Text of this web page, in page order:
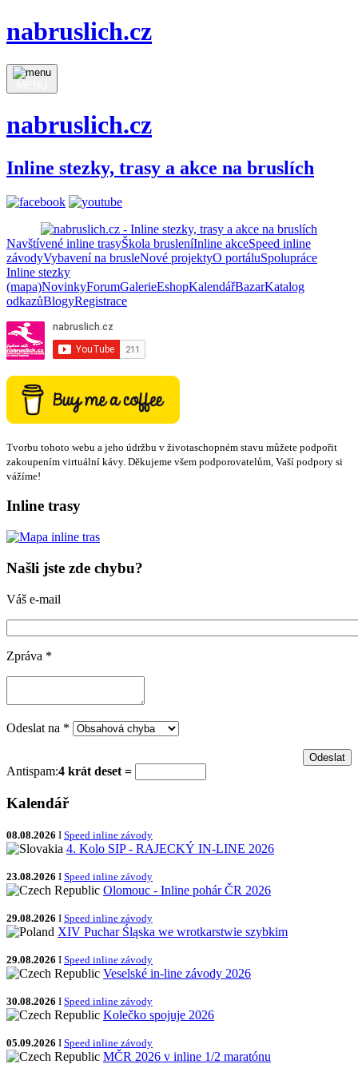
nabruslich.cz
nabruslich.cz
Inline stezky, trasy a akce na bruslích
Navštívené inline trasyŠkola brusleníInline akceSpeed inline
závodyVybavení na brusleNové projektyO portáluSpolupráce
Inline stezky
(mapa)NovinkyForumGalerieEshopKalendářBazarKatalog
odkazůBlogyRegistrace
Tvorbu tohoto webu a jeho údržbu v životaschopném stavu můžete podpořit
zakoupením virtuální kávy. Děkujeme všem podporovatelům, Vaší podpory si
vážíme!
Inline trasy
Našli jste zde chybu?
Váš e-mail
Zpráva *
Odeslat na *
Antispam:4 krát deset =
Kalendář
08.08.2026 I Speed inline závody
4. Kolo SIP - RAJECKÝ IN-LINE 2026
23.08.2026 I Speed inline závody
Olomouc - Inline pohár ČR 2026
29.08.2026 I Speed inline závody
XIV Puchar Śląska we wrotkarstwie szybkim
29.08.2026 I Speed inline závody
Veselské in-line závody 2026
30.08.2026 I Speed inline závody
Kolečko spojuje 2026
05.09.2026 I Speed inline závody
MČR 2026 v inline 1/2 maratónu